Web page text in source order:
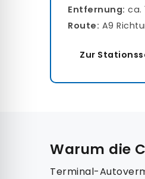
Entfernung: ca.
Route: A9
Zur
Warum die
Terminal-